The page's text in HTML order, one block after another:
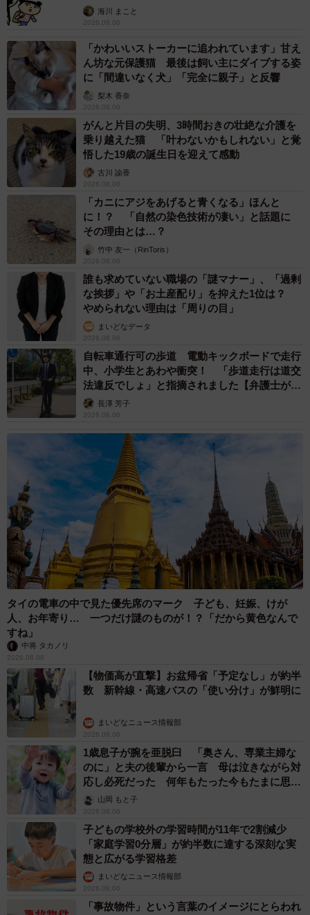
海川 まこと
2026.08.06
「かわいいストーカーに追われています」甘え
ん坊な元保護猫 最後は飼い主にダイブする姿
に「間違いなく犬」「完全に親子」と反響
梨木 香奈
2026.08.06
がんと片目の失明、3時間おきの壮絶な介護を
乗り越えた猫 「叶わないかもしれない」と覚
悟した19歳の誕生日を迎えて感動
古川 諭香
2026.08.06
「カニにアジをあげると青くなる」ほんと
に！？ 「自然の染色技術が凄い」と話題に
その理由とは…？
竹中 友一（RinToris）
2026.08.06
誰も求めていない職場の「謎マナー」、「過剰
な挨拶」や「お土産配り」を抑えた1位は？
やめられない理由は「周りの目」
まいどなデータ
2026.08.06
自転車通行可の歩道 電動キックボードで走行
中、小学生とあわや衝突！ 「歩道走行は道交
法違反でしょ」と指摘されました【弁護士が解
説】長澤 芳子
2026.08.06
タイの電車の中で見た優先席のマーク 子ども、妊娠、けが
人、お年寄り… 一つだけ謎のものが！？「だから黄色なんで
すね」
中将 タカノリ
2026.08.06
【物価高が直撃】お盆帰省「予定なし」が約半
数 新幹線・高速バスの「使い分け」が鮮明に
まいどなニュース情報部
2026.08.06
1歳息子が腕を亜脱臼 「奥さん、専業主婦な
のに」と夫の後輩から一言 母は泣きながら対
応し必死だった 何年もたった今もたまに思い
出し…山岡 もと子
2026.08.06
子どもの学校外の学習時間が11年で2割減少
「家庭学習0分層」が約半数に達する深刻な実
態と広がる学習格差
まいどなニュース情報部
2026.08.06
「事故物件」という言葉のイメージにとらわれ